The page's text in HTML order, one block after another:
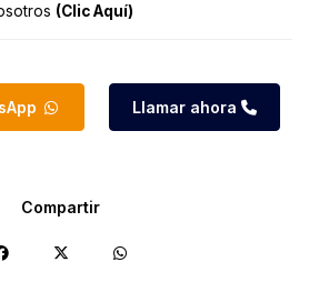
(Clic Aquí)
Llamar ahora
Compartir